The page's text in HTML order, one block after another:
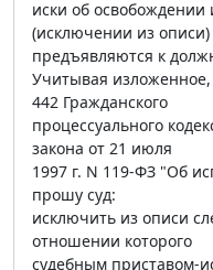
иски об освобождении
(исключении из описи)
предъявляются к
Учитывая изложенное,
442 Гражданского
процессуального
закона от 21 июля
1997 г. N 119-ФЗ "Об
прошу суд:
исключить из описи
отношении которого
судебным приставом-